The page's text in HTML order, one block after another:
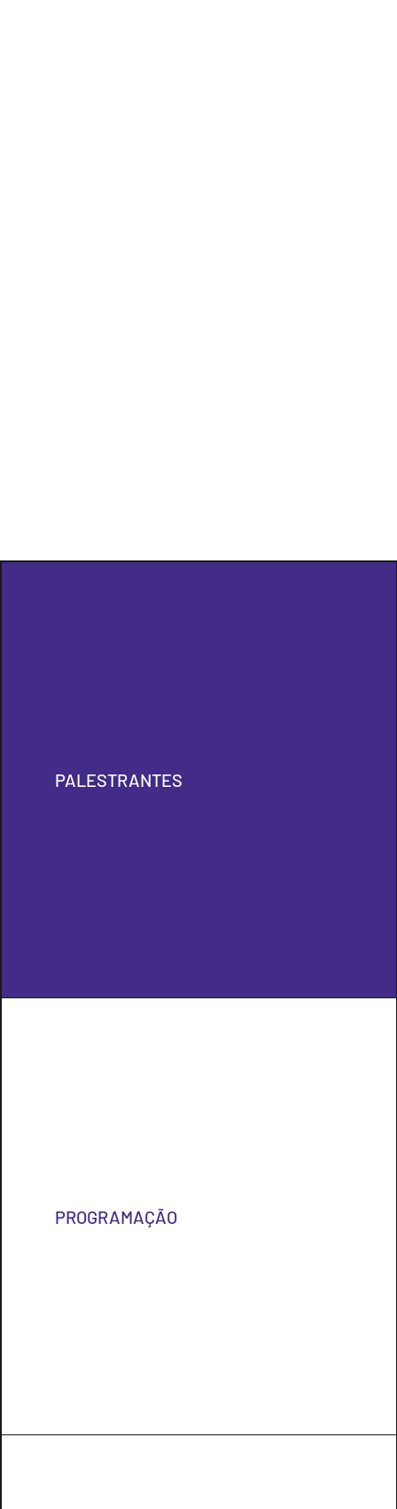
PALESTRANTES
PROGRAMAÇÃO